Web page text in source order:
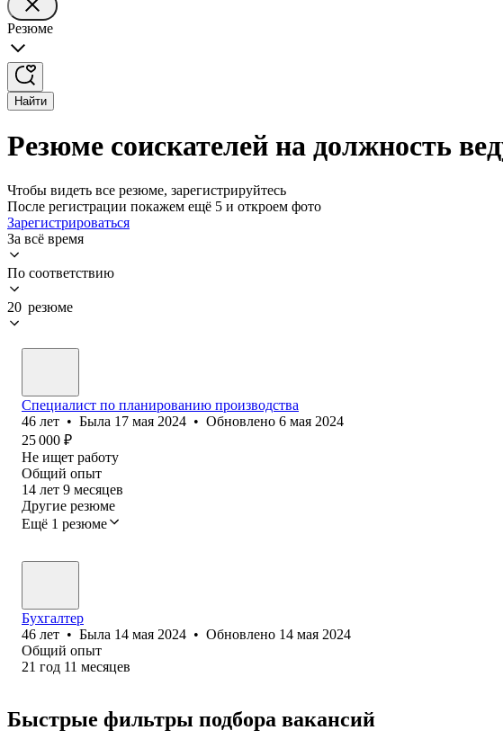
Резюме
Найти
Резюме соискателей на должность
Чтобы видеть все резюме, зарегистрируйтесь
После регистрации покажем ещё 5 и откроем фото
Зарегистрироваться
За всё время
По соответствию
20 резюме
Специалист по планированию производства
46 лет • Была 17 мая 2024 • Обновлено 6 мая 2024
25 000 ₽
Не ищет работу
Общий опыт
14 лет 9 месяцев
Другие резюме
Ещё 1 резюме
Бухгалтер
46 лет • Была 14 мая 2024 • Обновлено 14 мая 2024
Общий опыт
21 год 11 месяцев
Быстрые фильтры подбора вакансий